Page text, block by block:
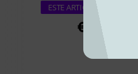
ESTE ARTIGO EXATAMENTE
€ 181